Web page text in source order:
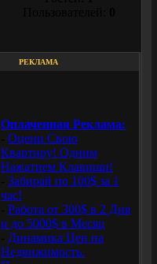
РЕКЛАМА
Оплаченная Реклама:
Оцени Свою
Квартиру! Одним
Нажатием Клавиши!
Забирай по 100$ за 1
час!
Работа от 300$ в 2 Дня
и до 5000$ в Месяц
Динамика Цен на
Недвижимость.